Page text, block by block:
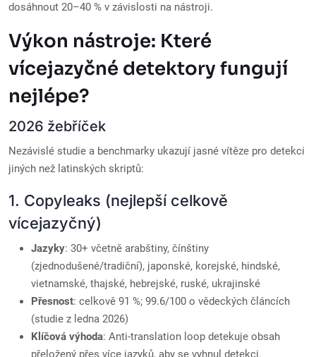
dosáhnout 20–40 % v závislosti na nástroji.
Výkon nástroje: Které
vícejazyčné detektory fungují
nejlépe?
2026 žebříček
Nezávislé studie a benchmarky ukazují jasné vítěze pro detekci
jiných než latinských skriptů:
1. Copyleaks (nejlepší celkově
vícejazyčný)
Jazyky: 30+ včetně arabštiny, čínštiny
(zjednodušené/tradiční), japonské, korejské, hindské,
vietnamské, thajské, hebrejské, ruské, ukrajinské
Přesnost: celkově 91 %; 99.6/100 o vědeckých článcích
(studie z ledna 2026)
Klíčová výhoda: Anti-translation loop detekuje obsah
přeložený přes více jazyků, aby se vyhnul detekci.